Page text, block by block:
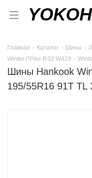
Главная - Каталог - Шины -
Winter i*Pike RS2 W429 -
Шины Hankook
195/55R16 91T TL